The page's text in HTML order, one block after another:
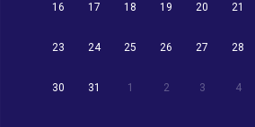
16 17 18 19 20 21
23 24 25 26 27 28
30 31 1 2 3 4